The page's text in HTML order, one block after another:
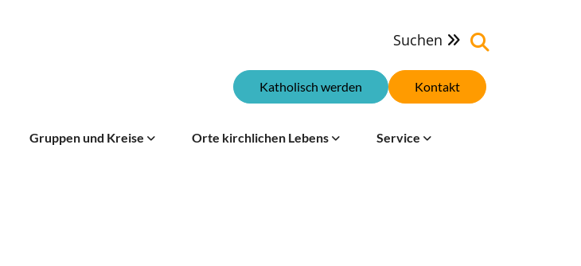
Suchen 
Kontakt
Katholisch werden
Gruppen und Kreise Orte kirchlichen Lebens Service